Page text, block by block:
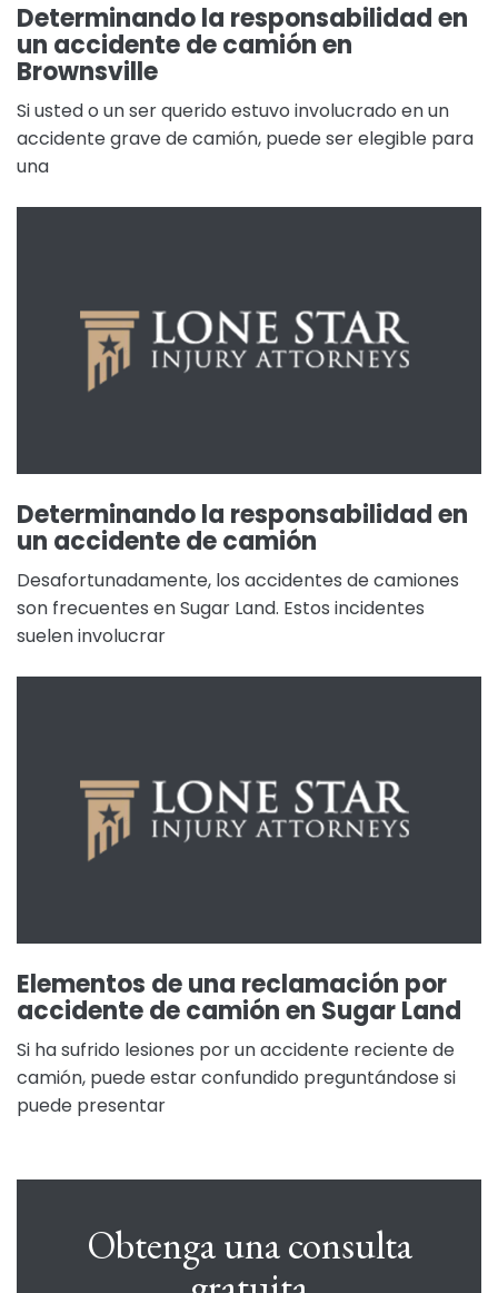
Determinando la responsabilidad en
un accidente de camión en
Brownsville
Si usted o un ser querido estuvo involucrado en un
accidente grave de camión, puede ser elegible para
una
Determinando la responsabilidad en
un accidente de camión
Desafortunadamente, los accidentes de camiones
son frecuentes en Sugar Land. Estos incidentes
suelen involucrar
Elementos de una reclamación por
accidente de camión en Sugar Land
Si ha sufrido lesiones por un accidente reciente de
camión, puede estar confundido preguntándose si
puede presentar
Obtenga una consulta